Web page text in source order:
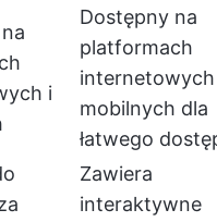
i
Dostępny na
platformach
mobilnych dla
łatwego
Zawiera
interaktywne